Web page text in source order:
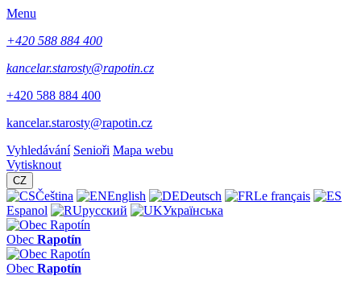
Menu
+420 588 884 400
kancelar.starosty@rapotin.cz
+420 588 884 400
kancelar.starosty@rapotin.cz
Vyhledávání Senioři Mapa webu
Vytisknout
CZ
Čeština English Deutsch
Le français
Espanol
русский Українська
Obec Rapotín
Obec Rapotín